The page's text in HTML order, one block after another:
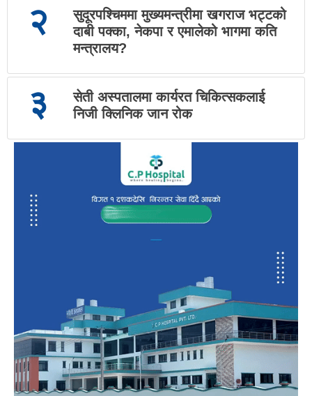
२
सुदूरपश्चिममा मुख्यमन्त्रीमा खगराज भट्टको
दाबी पक्का, नेकपा र एमालेको भागमा कति
मन्त्रालय?
३
सेती अस्पतालमा कार्यरत चिकित्सकलाई
निजी क्लिनिक जान रोक